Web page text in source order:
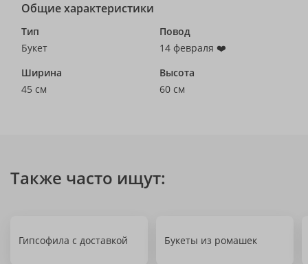
Общие характеристики
Тип
Букет
Повод
14 февраля ❤️
Ширина
45 см
Высота
60 см
Также часто ищут:
Гипсофила с доставкой Букеты из ромашек